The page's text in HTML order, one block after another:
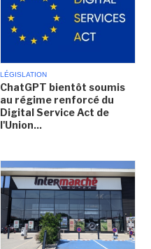
LÉGISLATION
ChatGPT bientôt soumis
au régime renforcé du
Digital Service Act de
l'Union...